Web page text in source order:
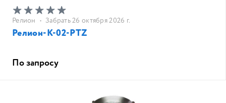
Релион • Забрать 26 октября 2026 г.
Релион-К-02-PTZ
По запросу